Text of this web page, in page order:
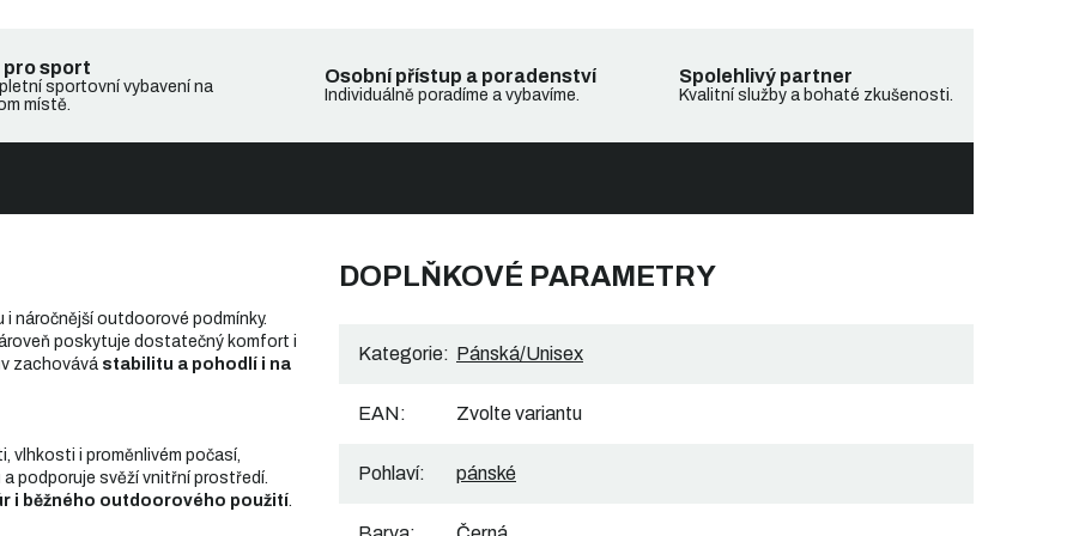
pro sport
sportovní vybavení na
místě.
Osobní přístup a poradenství
Individuálně poradíme a vybavíme.
Spolehlivý partner
Kvalitní služby a bohaté zkušenosti.
náročnější outdoorové podmínky.
poskytuje dostatečný komfort i
zachovává stabilitu a pohodlí i na
vlhkosti i proměnlivém počasí,
podporuje svěží vnitřní prostředí.
i běžného outdoorového použití
DOPLŇKOVÉ PARAMETRY
Kategorie: Pánská/Unisex
EAN: Zvolte variantu
Pohlaví: pánské